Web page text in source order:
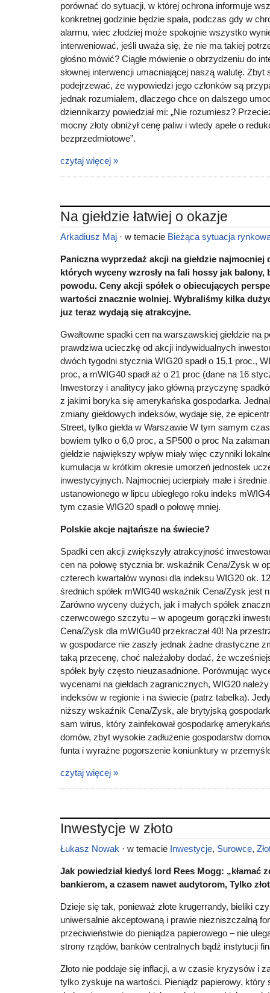
porównać do sytuacji, w której ochrona informuje
konkretnej godzinie będzie spała, podczas gdy w
alarmu, wiec złodziej może spokojnie wszystko
interweniować, jeśli uważa się, że nie ma takiej
głośno mówić? Ciągłe mówienie o obrzydzeniu do
słownej interwencji umacniającej naszą walutę. Zbyt
podejrzewać, że wypowiedzi jego członków są
jednak rozumiałem, dlaczego chce on dalszego
dziennikarzy powiedział mi: „Nie rozumiesz?
mocny złoty obniżył cenę paliw i wtedy apele o
bezprzedmiotowe”.
czytaj więcej »
Na giełdzie łatwiej o okazje
Arkadiusz Maj · w temacie Bieżąca sytuacja
Paniczna wyprzedaż akcji na giełdzie najmocniej
których wyceny wzrosły na fali hossy jak balony,
powodu. Ceny akcji spółek o obiecujących
wartości znacznie wolniej. Wybraliśmy kilka
juz teraz wydają się atrakcyjne.
Gwałtowne spadki cen na warszawskiej giełdzie na
prawdziwa ucieczkę od akcji indywidualnych
dwóch tygodni stycznia WIG20 spadł o 15,1 proc.,
proc, a mWIG40 spadł aż o 21 proc (dane na 16
Inwestorzy i analitycy jako główną przyczynę
z jakimi boryka się amerykańska gospodarka.
zmiany giełdowych indeksów, wydaje się, że
Street, tylko giełda w Warszawie W tym samym
bowiem tylko o 6,0 proc, a SP500 o proc Na
giełdzie największy wpływ miały więc czynniki
kumulacja w krótkim okresie umorzeń jednostek
inwestycyjnych. Najmocniej ucierpiały małe i
ustanowionego w lipcu ubiegłego roku indeks
tym czasie WIG20 spadł o połowę mniej.
Polskie akcje najtańsze na świecie?
Spadki cen akcji zwiększyły atrakcyjność
cen na połowę stycznia br. wskaźnik Cena/Zysk w
czterech kwartałów wynosi dla indeksu WIG20 ok.
średnich spółek mWIG40 wskaźnik Cena/Zysk jest
Zarówno wyceny dużych, jak i małych spółek
czerwcowego szczytu – w apogeum gorączki
Cena/Zysk dla mWIGu40 przekraczał 40! Na
w gospodarce nie zaszły jednak żadne drastyczne
taką przecenę, choć należałoby dodać, że
spółek były często nieuzasadnione. Porównując
wycenami na giełdach zagranicznych, WIG20
indeksów w regionie i na świecie (patrz tabelka).
niższy wskaźnik Cena/Zysk, ale brytyjską
sam wirus, który zainfekował gospodarkę
domów, zbyt wysokie zadłużenie gospodarstw
funta i wyraźne pogorszenie koniunktury w
czytaj więcej »
Inwestycje w złoto
Łukasz Nowak · w temacie Inwestycje, Surowce,
Jak powiedział kiedyś lord Rees Mogg: „kłamać
bankierom, a czasem nawet audytorom, Tylko
Dzieje się tak, ponieważ złote krugerrandy, bieliki
uniwersalnie akceptowaną i prawie niezniszczalną
przeciwieństwie do pieniądza papierowego – nie
strony rządów, banków centralnych bądź instytucji
Złoto nie poddaje się inflacji, a w czasie kryzysów i
tylko zyskuje na wartości. Pieniądz papierowy, który